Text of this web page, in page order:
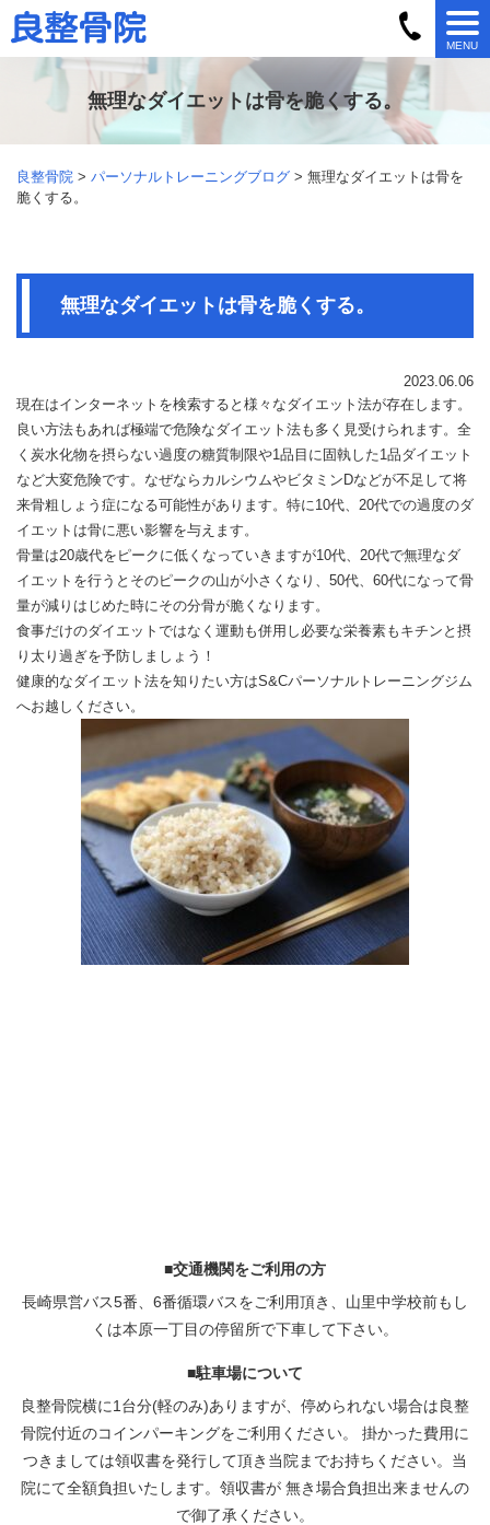
MENU
無理なダイエットは骨を脆くする。
良整骨院 > パーソナルトレーニングブログ > 無理なダイエットは骨を
脆くする。
無理なダイエットは骨を脆くする。
2023.06.06
現在はインターネットを検索すると様々なダイエット法が存在します。
良い方法もあれば極端で危険なダイエット法も多く見受けられます。全
く炭水化物を摂らない過度の糖質制限や1品目に固執した1品ダイエット
など大変危険です。なぜならカルシウムやビタミン Dなどが不足して将
来骨粗しょう症になる可能性があります。特に10代、 20代での過度のダ
イエットは骨に悪い影響を与えます。
骨量は20歳代をピークに低くなっていきますが10代、 20代で無理なダ
イエットを行うとそのピークの山が小さくなり、 50代、 60代になって骨
量が減りはじめた時にその分骨が脆くなります。
食事だけのダイエットではなく運動も併用し必要な栄養素もキチンと摂
り太り過ぎを予防しましょう！
健康的なダイエット法を知りたい方はS&Cパーソナルトレーニングジム
へお越しください。
■交通機関をご利用の方
長崎県営バス5番、6番循環バスをご利用頂き、山里中学校前もし
くは本原一丁目の停留所で下車して下さい。
■駐車場について
良整骨院横に1台分(軽のみ)ありますが、停められない場合は良整
骨院付近のコインパーキングをご利用ください。 掛かった費用に
つきましては領収書を発行して頂き当院までお持ちください。当
院にて全額負担いたします。領収書が 無き場合負担出来ませんの
で御了承ください。